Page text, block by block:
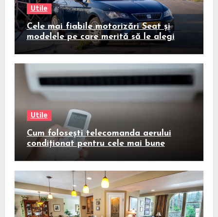
Utile
Cele mai fiabile motorizări Seat și
modelele pe care merită să le alegi
Utile
Cum folosești telecomanda aerului
condiționat pentru cele mai bune